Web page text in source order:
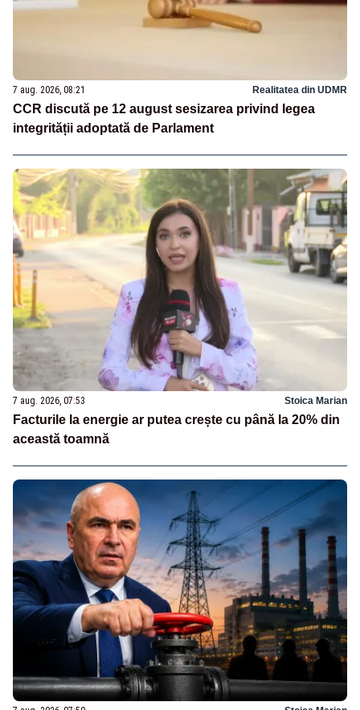
7 aug. 2026, 08:21 Realitatea din UDMR
CCR discută pe 12 august sesizarea privind legea
integrității adoptată de Parlament
7 aug. 2026, 07:53 Stoica Marian
Facturile la energie ar putea crește cu până la 20% din
această toamnă